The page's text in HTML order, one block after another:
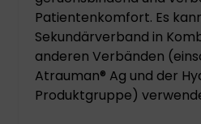
Patientenkomfort. Es
Sekundärverband in
anderen Verbänden
Atrauman® Ag und der
Produktgruppe)